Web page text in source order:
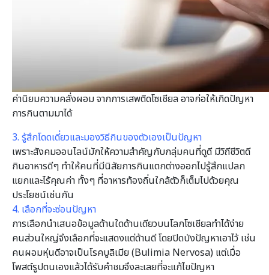
ค่านิยมความคลั่งผอม จากการเสพติดโซเชียล อาจก่อให้เกิดปัญหา
การกินตามมาได้
3. รู้สึกโดดเดี่ยวและมองวิธีกินของตัวเองเป็นปัญหา
เพราะสังคมออนไลน์มักให้ความสําคัญกับกลุ่มคนที่ดูดี มีวิถีชีวิตดี
กินอาหารดีๆ ทําให้คนที่มีนิสัยการกินแตกต่างออกไปรู้สึกแปลก
แยกและไร้คุณค่า ทั้งๆ ที่อาหารท้องถิ่นใกล้ตัวก็เต็มไปด้วยคุณ
ประโยชน์เช่นกัน
4. เลือกที่จะซ่อนปัญหา
การเลือกนําเสนอข้อมูลด้านใดด้านเดียวบนโลกโซเชียลทําได้ง่าย
คนส่วนใหญ่จึงเลือกที่จะแสดงแต่ด้านดี โดยปิดบังปัญหาเอาไว้ เช่น
คนผอมหุ่นดีอาจเป็นโรคบูลิเมีย (Bulimia Nervosa) แต่เมื่อ
โพสต์รูปตนเองแล้วได้รับคําชมจึงละเลยที่จะแก้ไขปัญหา